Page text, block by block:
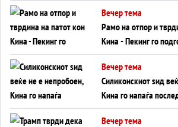
инфаркт?
Вечер тема
Рамо на отпор и
Кина - Пекинг го
американска
Вечер тема
Силиконскиот ѕид
Кина го напаѓа
монопол на Западот?
Вечер тема